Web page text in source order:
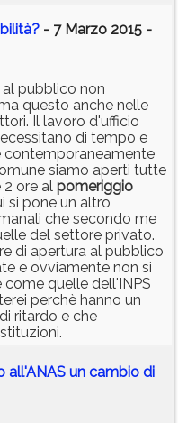
- 7 Marzo 2015 -
pubblico non
questo anche nelle
Il lavoro d'ufficio
di tempo e
contemporaneamente
siamo aperti tutte
2 ore al pomeriggio
si pone un altro
che secondo me
del settore privato.
di apertura al pubblico
e ovviamente non si
quelle dell'INPS
perchè hanno un
ritardo e che
all'ANAS un cambio di